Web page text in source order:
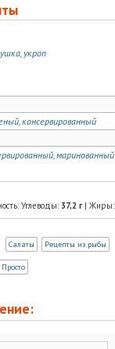
укроп
консервированный
маринованный
Углеводы: 37,2 г| Жиры:
Салаты Рецепты из рыбы
Просто